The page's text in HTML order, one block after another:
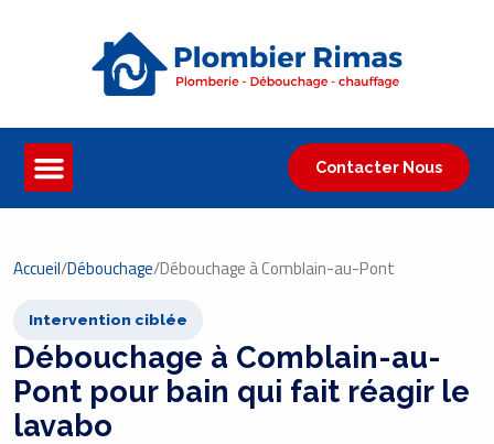
Contacter Nous
Accueil/Débouchage/Débouchage à Comblain-au-Pont
Intervention ciblée
Débouchage à Comblain-au-
Pont pour bain qui fait réagir le
lavabo